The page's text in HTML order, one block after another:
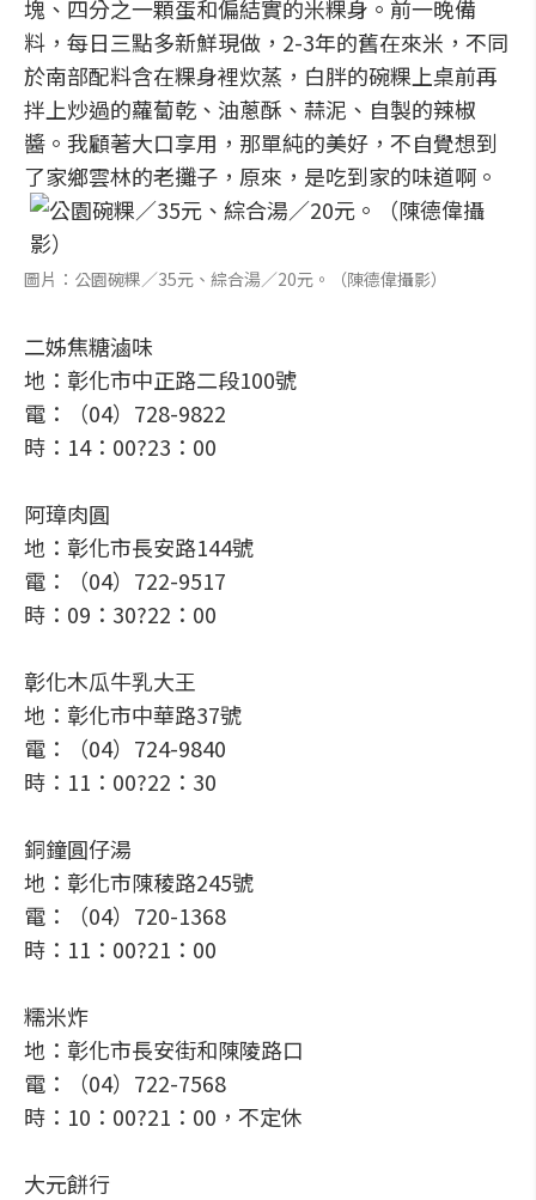
塊、四分之一顆蛋和偏結實的米粿身。前一晚備
料，每日三點多新鮮現做，2-3年的舊在來米，不同
於南部配料含在粿身裡炊蒸，白胖的碗粿上桌前再
拌上炒過的蘿蔔乾、油蔥酥、蒜泥、自製的辣椒
醬。我顧著大口享用，那單純的美好，不自覺想到
了家鄉雲林的老攤子，原來，是吃到家的味道啊。
圖片：公園碗粿／35元、綜合湯／20元。（陳德偉攝影）
二姊焦糖滷味
地：彰化市中正路二段100號
電：（04）728-9822
時：14：00?23：00
阿璋肉圓
地：彰化市長安路144號
電：（04）722-9517
時：09：30?22：00
彰化木瓜牛乳大王
地：彰化市中華路37號
電：（04）724-9840
時：11：00?22：30
銅鐘圓仔湯
地：彰化市陳稜路245號
電：（04）720-1368
時：11：00?21：00
糯米炸
地：彰化市長安街和陳陵路口
電：（04）722-7568
時：10：00?21：00，不定休
大元餅行